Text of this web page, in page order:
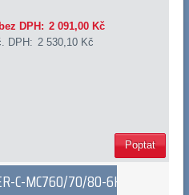
DPH: 2 091,00 Kč
DPH: 2 530,10 Kč
Poptat
C-MC760/70/80-6K